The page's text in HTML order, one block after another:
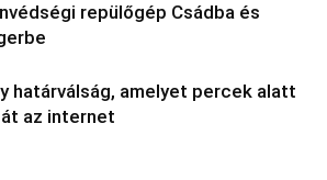
repülőgép Csádba és
határválság, amelyet percek alatt
az internet